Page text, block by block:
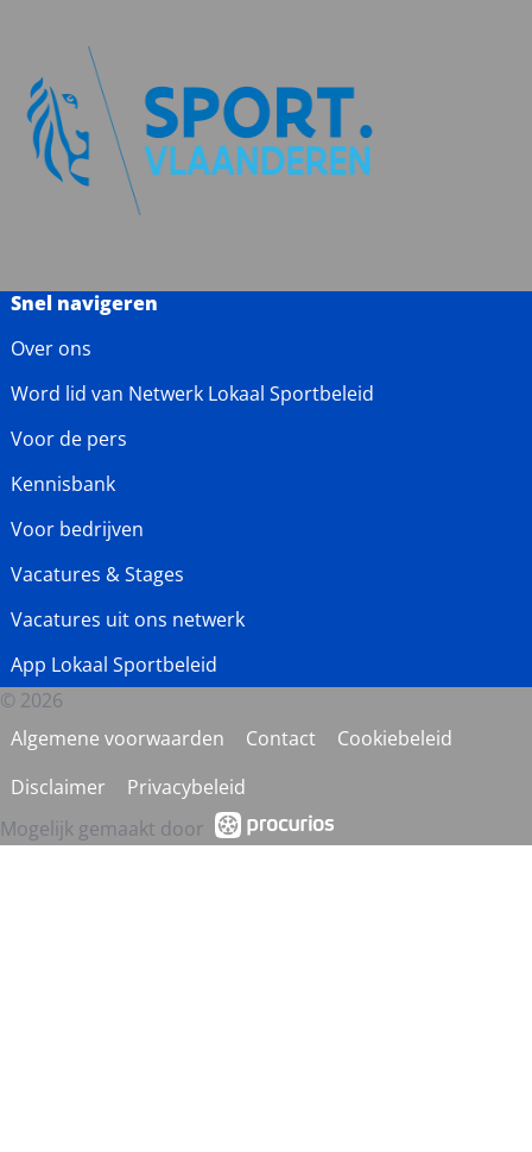
Snel navigeren
Over ons
Word lid van Netwerk Lokaal Sportbeleid
Voor de pers
Kennisbank
Voor bedrijven
Vacatures & Stages
Vacatures uit ons netwerk
App Lokaal Sportbeleid
© 2026
Algemene voorwaarden
Contact
Cookiebeleid
Disclaimer
Privacybeleid
Mogelijk gemaakt door